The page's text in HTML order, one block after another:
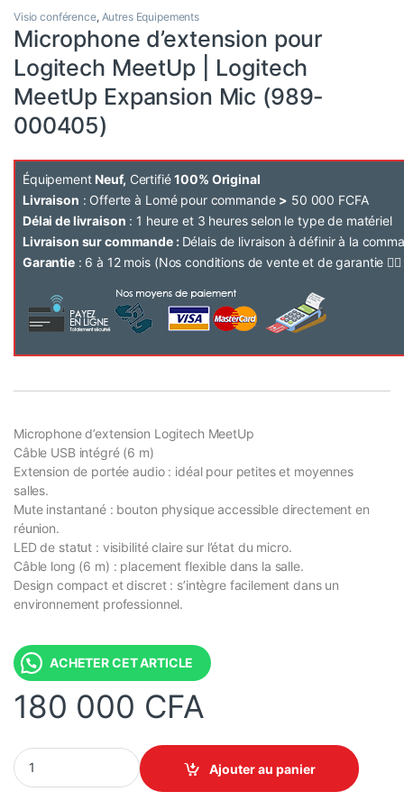
Visio conférence, Autres Equipements
Microphone d’extension pour
Logitech MeetUp | Logitech
MeetUp Expansion Mic (989-
000405)
Équipement Neuf, Certifié100% Original
Livraison : Offerte à Lomé pour commande > 50 000 FCFA
Délai de livraison : 1 heure et 3 heures selon le type de matériel
Livraison sur commande : Délais de livraison à définir à la
Garantie: 6 à 12 mois (Nos conditions de vente et de garantie 👉🏽
Microphone d’extension Logitech MeetUp
Câble USB intégré (6 m)
Extension de portée audio : idéal pour petites et moyennes
salles.
Mute instantané : bouton physique accessible directement en
réunion.
LED de statut : visibilité claire sur l’état du micro.
Câble long (6 m) : placement flexible dans la salle.
Design compact et discret : s’intègre facilement dans un
environnement professionnel.
ACHETER CET ARTICLE
180 000 CFA
Microphone d'extension pour Logitech MeetUp | Logitech
Ajouter au panier